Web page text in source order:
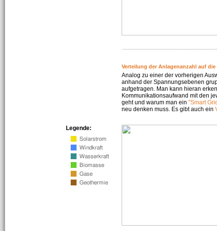
Verteilung der Anlagenanzahl auf die
Analog zu einer der vorherigen
anhand der Spannungsebenen
aufgetragen. Man kann hieran
Kommunikationsaufwand mit den
geht und warum man ein "Smart
neu denken muss. Es gibt auch ein
Legende: